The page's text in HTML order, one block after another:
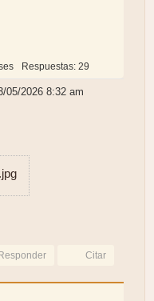
Respuestas: 29
05/2026 8:32 am
Responder Citar